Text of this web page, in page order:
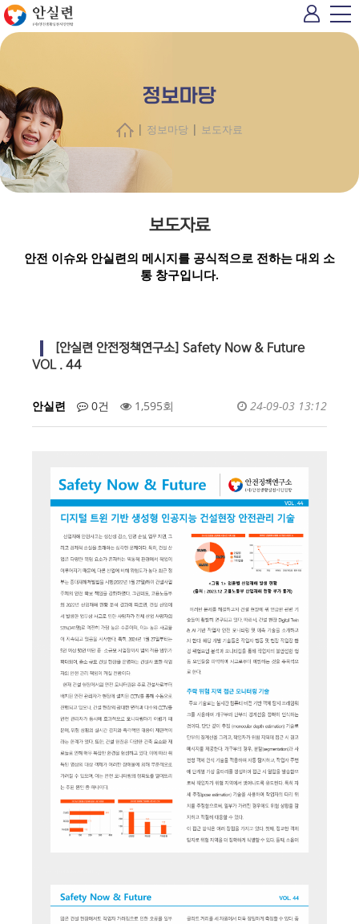
정보마당
| 정보마당 | 보도자료
보도자료
안전 이슈와 안실련의 메시지를 공식적으로 전하는 대외 소
통 창구입니다.
[안실련 안전정책연구소] Safety Now & Future
VOL . 44
안실련 0건 1,595회 24-09-03 13:12